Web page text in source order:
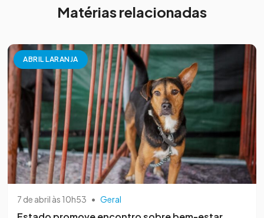
Matérias relacionadas
ABRIL LARANJA
7 de abril às 10h53 • Geral